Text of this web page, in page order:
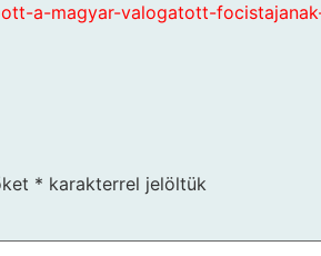
a-magyar-valogatott-
* karakterrel jelöltük